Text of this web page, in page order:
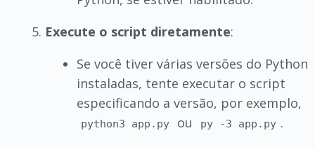
Execute o script diretamente:
Se você tiver várias versões do Python
instaladas, tente executar o script
especificando a versão, por exemplo,
python3 app.py ou py -3 app.py .